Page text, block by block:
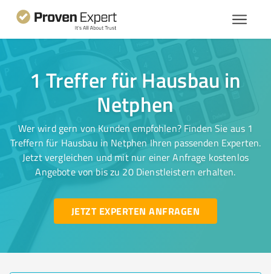
1 Treffer für Hausbau in
Netphen
Wer wird gern von Kunden empfohlen? Finden Sie aus 1
Treffern für Hausbau in Netphen Ihren passenden Experten.
Jetzt vergleichen und mit nur einer Anfrage kostenlos
Angebote von bis zu 20 Dienstleistern erhalten.
JETZT EXPERTEN ANFRAGEN